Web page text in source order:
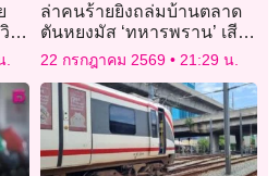
ด
ล่าคนร้ายยิงถล่มบ้านตลาด
ตันหยงมัส ‘ทหารพราน’ เสีย
ชีวิต 5 ราย ชาวบ้านโดน
ลูกหลงเจ็บระนาว
22 กรกฎาคม 2569 21:29 น.